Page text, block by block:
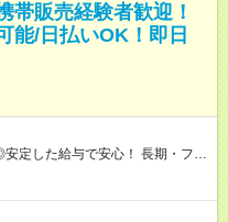
販売経験者歓迎！
能/日払いOK！即日
越しいただきたいと思っていま
いので、安定した給与が入りま